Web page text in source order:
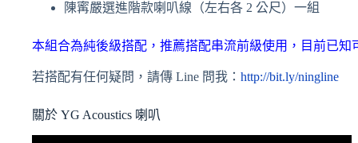
陳寗嚴選進階款喇叭線（左右各 2 公尺）一組
本組合為純後級搭配，推薦搭配串流前級使用，目前已知
若搭配有任何疑問，請傳 Line 問我： http://bit.ly/ningline
關於 YG Acoustics 喇叭